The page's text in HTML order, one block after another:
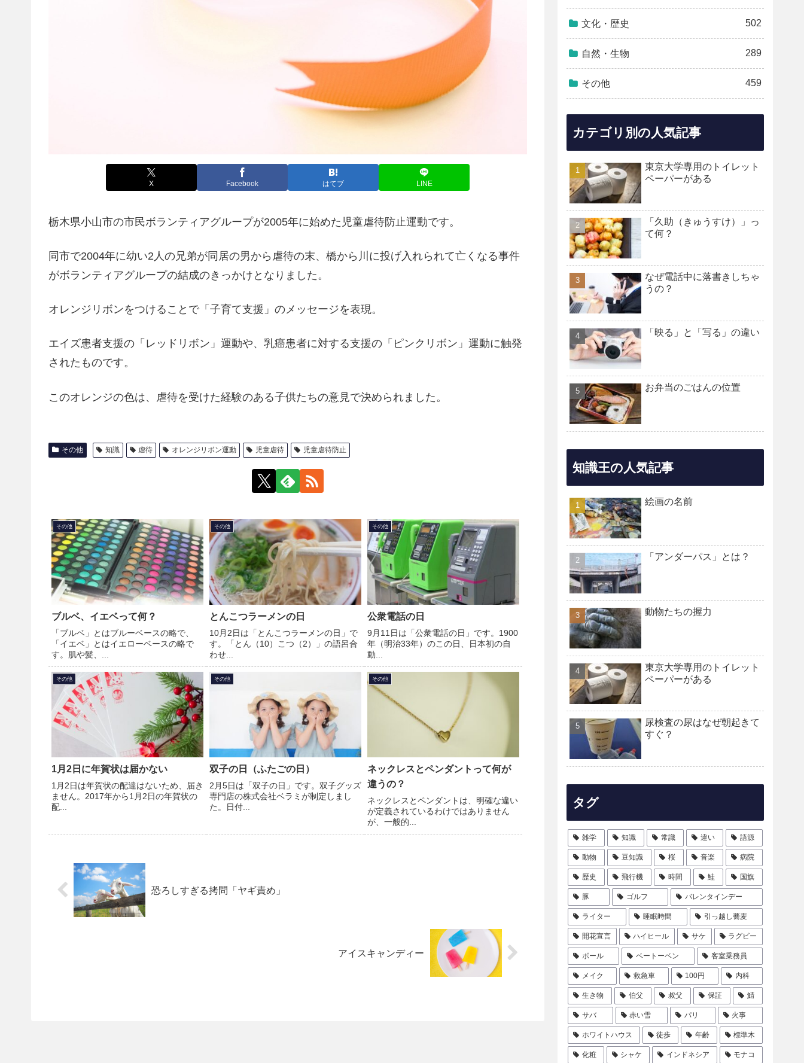
X Facebook はてブ LINE
栃木県小山市の市民ボランティアグループが2005年に始めた児童虐待防止運動です。
同市で2004年に幼い2人の兄弟が同居の男から虐待の末、橋から川に投げ入れられて亡くなる事件
がボランティアグループの結成のきっかけとなりました。
オレンジリボンをつけることで「子育て支援」のメッセージを表現。
エイズ患者支援の「レッドリボン」運動や、乳癌患者に対する支援の「ピンクリボン」運動に触発
されたものです。
このオレンジの色は、虐待を受けた経験のある子供たちの意見で決められました。
その他 知識 虐待 オレンジリボン運動 児童虐待 児童虐待防止
その他
ブルベ、イエベって何？
「ブルベ」とはブルーベースの略で、
「イエベ」とはイエローベースの略で
す。肌や髪、...
その他
とんこつラーメンの日
10月2日は「とんこつラーメンの日」で
す。「とん（10）こつ（2）」の語呂合
わせ...
その他
公衆電話の日
9月11日は「公衆電話の日」です。1900
年（明治33年）のこの日、日本初の自
動...
その他
1月2日に年賀状は届かない
1月2日は年賀状の配達はないため、届き
ません。2017年から1月2日の年賀状の
配...
その他
双子の日（ふたごの日）
2月5日は「双子の日」です。双子グッズ
専門店の株式会社ベラミが制定しまし
た。日付...
その他
ネックレスとペンダントって何が
違うの？
ネックレスとペンダントは、明確な違い
が定義されているわけではありません
が、一般的...
恐ろしすぎる拷問「ヤギ責め」
アイスキャンディー
文化・歴史 502
自然・生物 289
その他 459
カテゴリ別の人気記事
東京大学専用のトイレット
ペーパーがある
「久助（きゅうすけ）」っ
て何？
なぜ電話中に落書きしちゃ
うの？
「映る」と「写る」の違い
お弁当のごはんの位置
知識王の人気記事
絵画の名前
「アンダーパス」とは？
動物たちの握力
東京大学専用のトイレット
ペーパーがある
尿検査の尿はなぜ朝起きて
すぐ？
タグ
雑学 知識 常識 違い 語源
動物 豆知識 桜 音楽 病院
歴史 飛行機 時間 鮭 国旗
豚 ゴルフ バレンタインデー
ライター 睡眠時間 引っ越し蕎麦
開花宣言 ハイヒール サケ ラグビー
ボール ベートーベン 客室乗務員
メイク 救急車 100円 内科
生き物 伯父 叔父 保証 鯖
サバ 赤い雪 パリ 火事
ホワイトハウス 徒歩 年齢 標準木
化粧 シャケ インドネシア モナコ